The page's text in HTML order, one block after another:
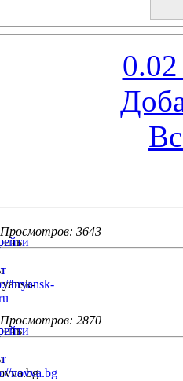
Просмотров: 3643
Просмотров: 2870